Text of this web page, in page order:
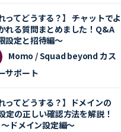
ってどうする？】 チャットでよ
れる質問まとめました！Q&A
設定と招待編〜
Momo / Squad beyond カス
サポート
ってどうする？】ドメインの
定の正しい確認方法を解説！
ドメイン設定編〜